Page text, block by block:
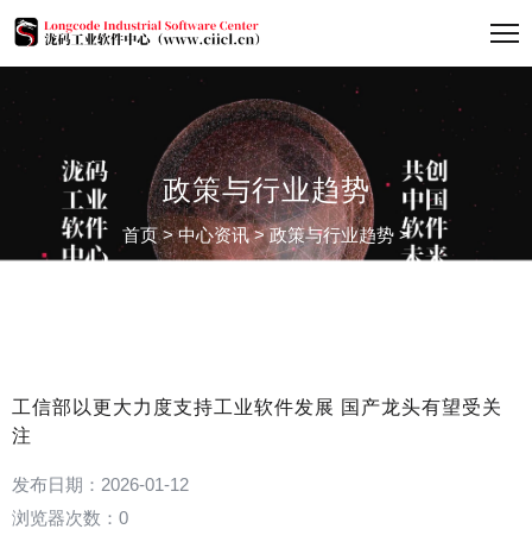
政策与行业趋势
首页>中心资讯>政策与行业趋势 >
工信部以更大力度支持工业软件发展 国产龙头有望受关
注
发布日期：2026-01-12
浏览器次数： 0